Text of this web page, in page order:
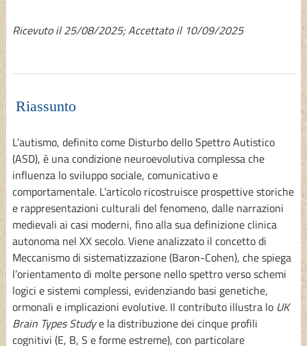
Ricevuto il 25/08/2025; Accettato il 10/09/2025
Riassunto
L’autismo, definito come Disturbo dello Spettro Autistico
(ASD), è una condizione neuroevolutiva complessa che
influenza lo sviluppo sociale, comunicativo e
comportamentale. L’articolo ricostruisce prospettive storiche
e rappresentazioni culturali del fenomeno, dalle narrazioni
medievali ai casi moderni, fino alla sua definizione clinica
autonoma nel XX secolo. Viene analizzato il concetto di
Meccanismo di sistematizzazione (Baron-Cohen), che spiega
l’orientamento di molte persone nello spettro verso schemi
logici e sistemi complessi, evidenziando basi genetiche,
ormonali e implicazioni evolutive. Il contributo illustra lo UK
Brain Types Studye la distribuzione dei cinque profili
cognitivi (E, B, S e forme estreme), con particolare